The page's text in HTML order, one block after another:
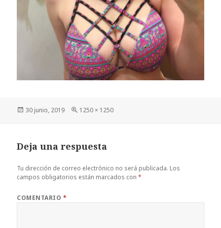
Publicado
30 junio, 2019
Tamaño
1250 × 1250
Deja una respuesta
Tu dirección de correo electrónico no será publicada. Los
campos obligatorios están marcados con*
COMENTARIO *